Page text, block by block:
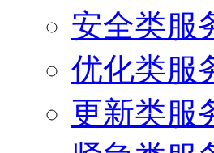
安全类服
优化类服
更新类服